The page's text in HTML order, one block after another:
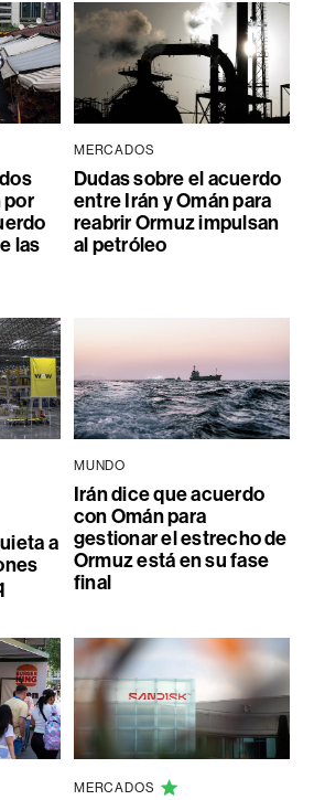
por
las
MERCADOS
Dudas sobre el acuerdo
entre Irán y Omán para
reabrir Ormuz impulsan
al petróleo
a
MUNDO
Irán dice que acuerdo
con Omán para
gestionar el estrecho de
Ormuz está en su fase
final
MERCADOS